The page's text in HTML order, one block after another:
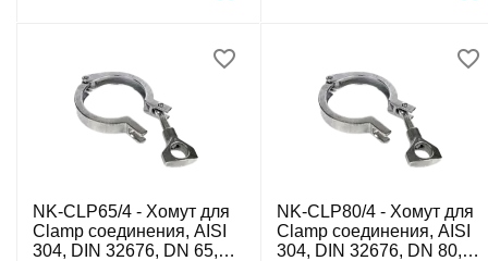
NK-CLP65/4 - Хомут для
Clamp соединения, AISI
304, DIN 32676, DN 65,
NK-CLP80/4 - Хомут для
Clamp соединения, AISI
304, DIN 32676, DN 80,